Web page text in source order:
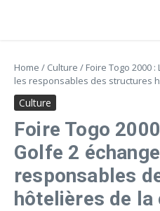
Home / Culture / Foire Togo 2000
les responsables des structures
Culture
Foire Togo
Golfe 2
responsables
hôtelières de la